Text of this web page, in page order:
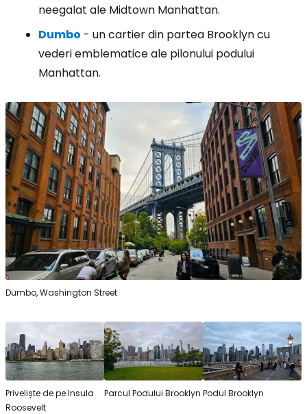
neegalat ale Midtown Manhattan.
Dumbo - un cartier din partea Brooklyn cu
vederi emblematice ale pilonului podului
Manhattan.
Dumbo, Washington Street
Priveliște de pe Insula
Roosevelt
Parcul Podului Brooklyn Podul Brooklyn